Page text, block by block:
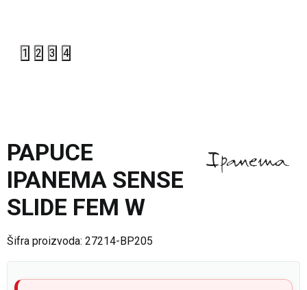
1 2 3 4
PAPUCE
IPANEMA SENSE
SLIDE FEM W
Šifra proizvoda: 27214-BP205